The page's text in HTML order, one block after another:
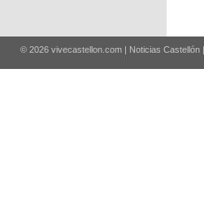
© 2026 vivecastellon.com | Noticias